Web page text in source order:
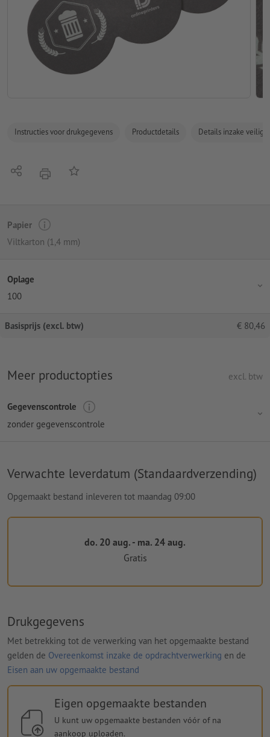
Instructies voor drukgegevens Productdetails Details inzake
Delen afdrukkenOp de lijst
Papier
Viltkarton (1,4 mm)
Oplage
100
Basisprijs (excl. btw) € 80,46
Meer productopties excl. btw
Gegevenscontrole
zonder gegevenscontrole
Verwachte leverdatum (Standaardverzending)
Opgemaakt bestand inleveren tot maandag 09:00
do. 20 aug. - ma. 24 aug.
Gratis
Drukgegevens
Met betrekking tot de verwerking van het opgemaakte bestand
gelden de Overeenkomst inzake de opdrachtverwerking en de
Eisen aan uw opgemaakte bestand
Eigen opgemaakte bestanden
U kunt uw opgemaakte bestanden vóór of na
aankoop uploaden.